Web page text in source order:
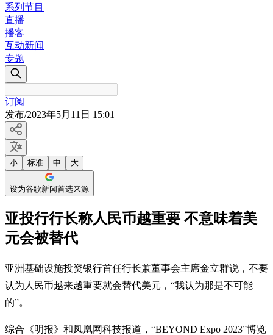
系列节目
直播
播客
互动新闻
专题
订阅
发布/2023年5月11日 15:01
小 标准 中 大
设为谷歌新闻首选来源
亚投行行长称人民币越重要 不意味着美
元会被替代
亚洲基础设施投资银行首任行长兼董事会主席金立群说，不要
认为人民币越来越重要就会替代美元，“我认为那是不可能
的”。
综合《明报》和凤凰网科技报道，“BEYOND Expo 2023”博览